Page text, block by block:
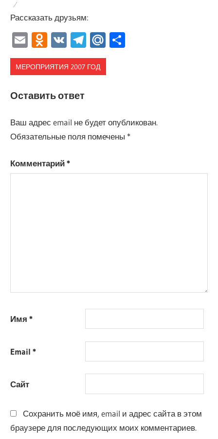
Рассказать друзьям:
EmailOdnoklassniki
VK Telegram
Mail.Ru
МЕРОПРИЯТИЯ 2007 ГОД
Оставить ответ
Ваш адрес email не будет опубликован.
Обязательные поля помечены *
Комментарий*
Имя*
Email*
Сайт
Сохранить моё имя, email и адрес сайта в этом
браузере для последующих моих комментариев.